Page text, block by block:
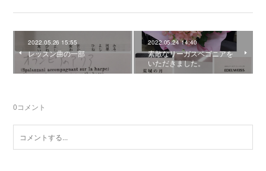
2022.05.26 15:55
レッスン曲の一部
2022.05.24 14:40
素敵なリーガスベゴニアを
いただきました。
0コメント